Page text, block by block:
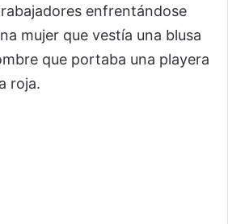
enfrentándose
mujer que vestía una blusa
que portaba una playera
roja.